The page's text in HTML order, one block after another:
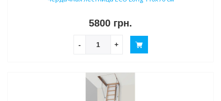
5800 грн.
- +